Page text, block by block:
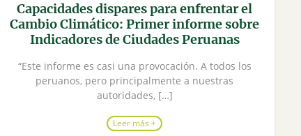
Capacidades dispares para enfrentar el
Cambio Climático: Primer informe sobre
Indicadores de Ciudades Peruanas
“Este informe es casi una provocación. A todos los
peruanos, pero principalmente a nuestras
autoridades, […]
Leer más +